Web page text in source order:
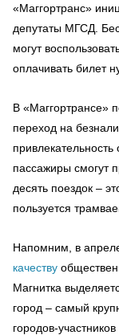
«Маггортранс»
депутаты МГСД.
могут
оплачивать билет
В «Маггортрансе»
переход на
пассажиры смогут
десять поездок –
пользуется
Напомним, в
качеству
Магнитка
город – самый
городов-